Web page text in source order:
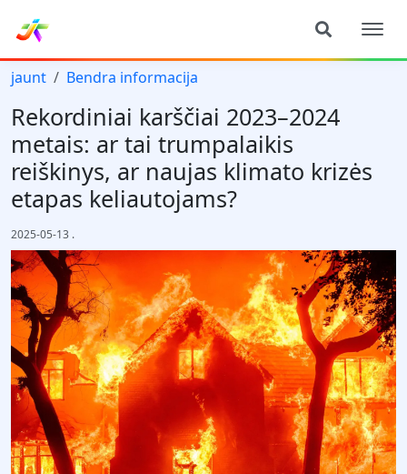
jaunt Bendra informacija
Rekordiniai karščiai 2023–2024
metais: ar tai trumpalaikis
reiškinys, ar naujas klimato krizės
etapas keliautojams?
2025-05-13 .